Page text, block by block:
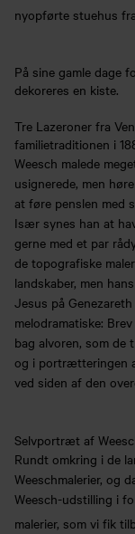
nyopførte stuehus fra
På sine gamle dage
dekoreres en kiste.
Tre Lazeroner fra
familietraditionen i
Weesch malede
usignerede, men
at føre penslen med
Især synes han at
gerne med et par
de topografiske
landskaber, men
Jesus på
melodramatiske:
bag alvoren, som de
og i portrætteringen
ved siden af den
Selvportræt af
Rundt omkring i de
Weeschmalerier, og
Weesch-udstilling i
malerier, som vi fik